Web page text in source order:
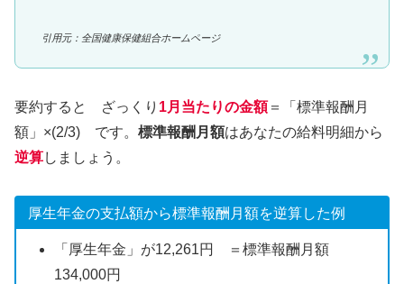
引用元：全国健康保健組合ホームページ
要約すると ざっくり 1月当たりの金額＝「標準報酬月
額」×(2/3) です。 標準報酬月額はあなたの給料明細から
逆算しましょう。
厚生年金の支払額から標準報酬月額を逆算した例
「厚生年金」が12,261円 ＝標準報酬月額
134,000円